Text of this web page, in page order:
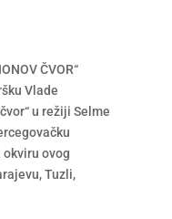
ČVOR“
Vlade
u režiji Selme
ovog
Tuzli,